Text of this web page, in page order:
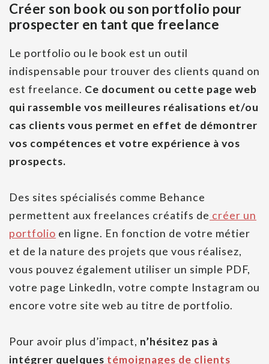
Créer son book ou son portfolio pour
prospecter en tant que freelance
Le portfolio ou le book est un outil
indispensable pour trouver des clients quand on
est freelance. Ce document ou cette page web
qui rassemble vos meilleures réalisations et/ou
cas clients vous permet en effet de démontrer
vos compétences et votre expérience à vos
prospects.
Des sites spécialisés comme Behance
permettent aux freelances créatifs de créer un
portfolio en ligne. En fonction de votre métier
et de la nature des projets que vous réalisez,
vous pouvez également utiliser un simple PDF,
votre page LinkedIn, votre compte Instagram ou
encore votre site web au titre de portfolio.
Pour avoir plus d’impact, n’hésitez pas à
intégrer quelques témoignages de clients